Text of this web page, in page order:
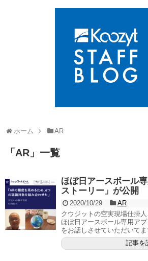
ホーム AR
「 AR 」 一覧
ほぼ日アースボール
ストーリー」が公開
2020/10/29
AR
クウジットの空実現場仕掛人
ほぼ日アースボール専用アプ
をお話しさせていただいて
記事を